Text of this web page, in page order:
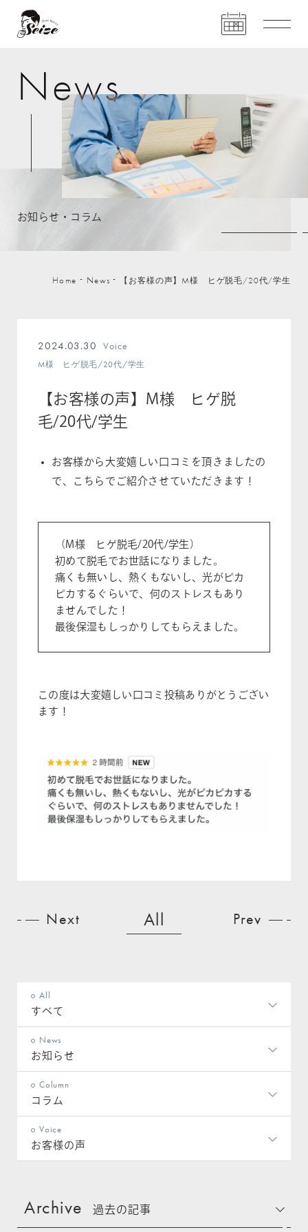
News
お知 ら せ ・ コ ラ ム
Home News 【お客様の声】M様 ヒゲ脱毛/20代/学生
2024.03.30 Voice
M様 ヒゲ脱毛/20代/学生
【お客様の声】M様 ヒゲ脱
毛/20代/学生
お客様から大変嬉しい口コミを頂きましたの
で、こちらでご紹介させていただきます！
（M様 ヒゲ脱毛/20代/学生）
初めて脱毛でお世話になりました。
痛くも無いし、熱くもないし、光がピカ
ピカするぐらいで、何のストレスもあり
ませんでした！
最後保湿もしっかりしてもらえました。
この度は大変嬉しい口コミ投稿ありがとうござい
ます！
Next All Prev
All
すべて
News
お知らせ
Column
コラム
Voice
お客様の声
Archive 過去の記事